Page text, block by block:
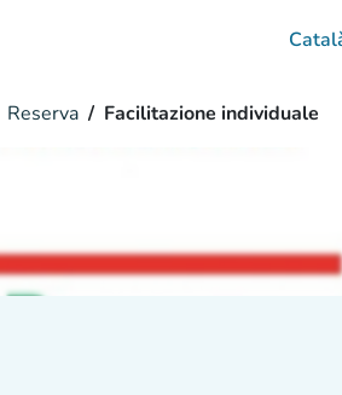
Reserva Facilitazione individuale